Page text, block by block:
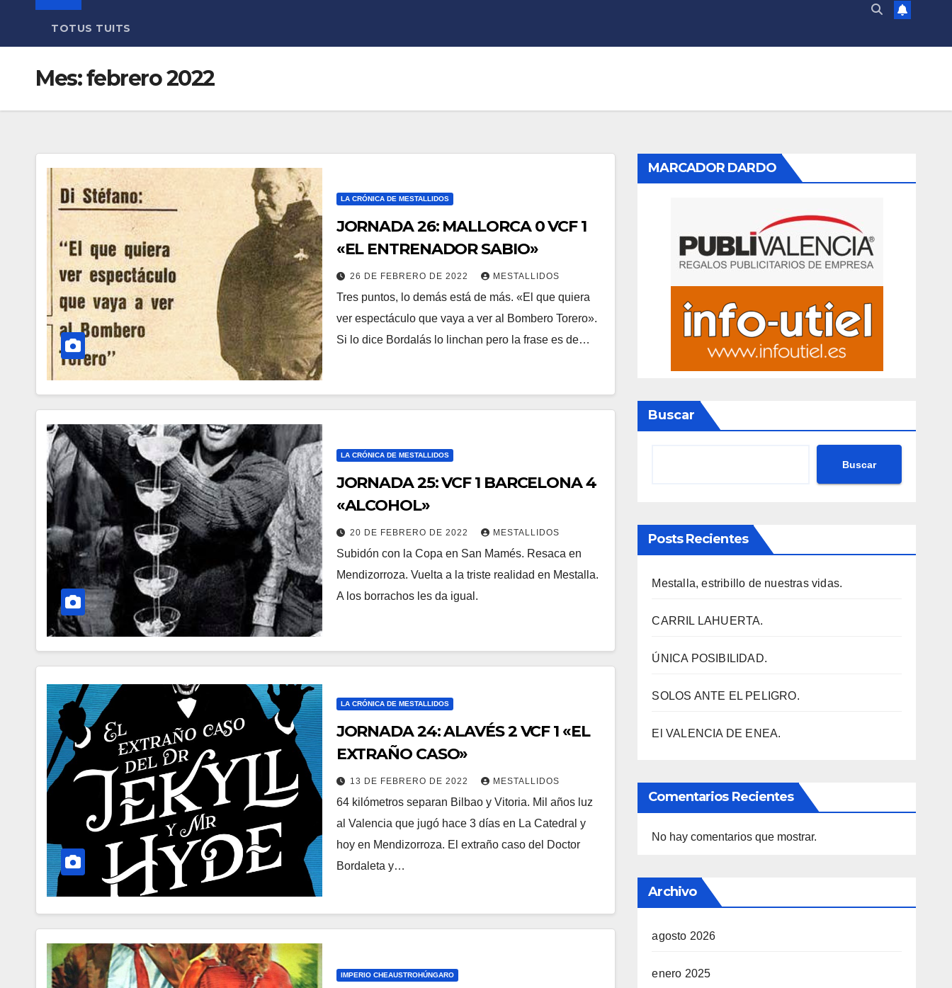
TOTUS TUITS
Mes:febrero 2022
LA CRÓNICA DE MESTALLIDOS
JORNADA 26: MALLORCA 0 VCF 1
«EL ENTRENADOR SABIO»
26 DE FEBRERO DE 2022 MESTALLIDOS
Tres puntos, lo demás está de más. «El que quiera
ver espectáculo que vaya a ver al Bombero Torero».
Si lo dice Bordalás lo linchan pero la frase es de…
LA CRÓNICA DE MESTALLIDOS
JORNADA 25: VCF 1 BARCELONA 4
«ALCOHOL»
20 DE FEBRERO DE 2022 MESTALLIDOS
Subidón con la Copa en San Mamés. Resaca en
Mendizorroza. Vuelta a la triste realidad en Mestalla.
A los borrachos les da igual.
LA CRÓNICA DE MESTALLIDOS
JORNADA 24: ALAVÉS 2 VCF 1 «EL
EXTRAÑO CASO»
13 DE FEBRERO DE 2022 MESTALLIDOS
64 kilómetros separan Bilbao y Vitoria. Mil años luz
al Valencia que jugó hace 3 días en La Catedral y
hoy en Mendizorroza. El extraño caso del Doctor
Bordaleta y…
IMPERIO CHEAUSTROHÚNGARO
MARCADOR DARDO
Buscar
Buscar
Posts Recientes
Mestalla, estribillo de nuestras vidas.
CARRIL LAHUERTA.
ÚNICA POSIBILIDAD.
SOLOS ANTE EL PELIGRO.
El VALENCIA DE ENEA.
Comentarios Recientes
No hay comentarios que mostrar.
Archivo
agosto 2026
enero 2025